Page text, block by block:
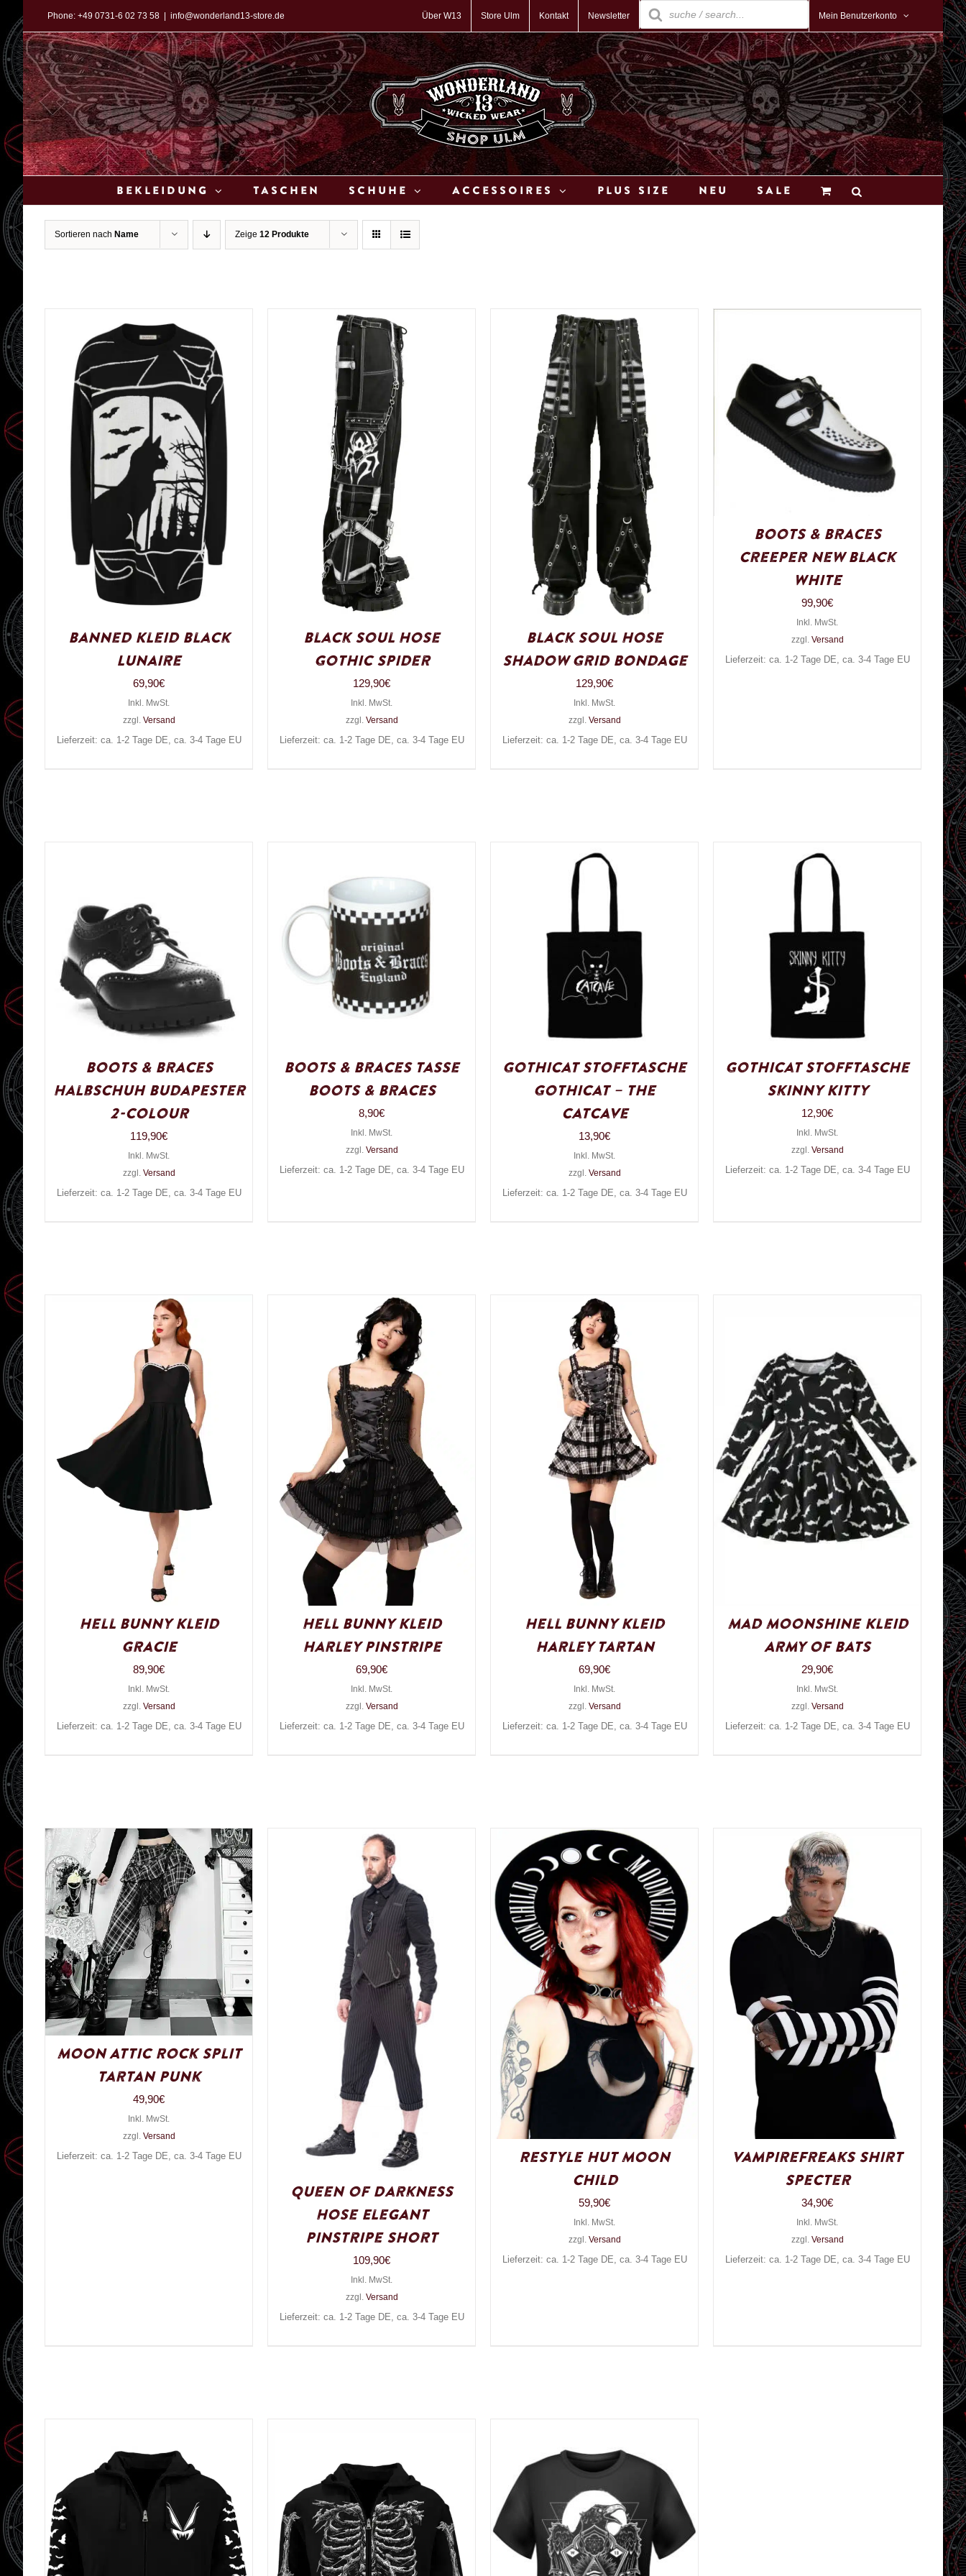
Inhalt
springen
Phone: +49 0731-6 02 73 58 info@wonderland13-store.de Über W13 Store Ulm Kontakt Newsletter
Products
search
Mein Benutzerkonto
Bekleidung Taschen Schuhe Accessoires Plus Size Neu Sale
Sortieren nach Name Zeige 12 Produkte
Banned Kleid Black
Lunaire
69,90€
Inkl. MwSt.
zzgl. Versand
Lieferzeit: ca. 1-2 Tage DE, ca. 3-4 Tage EU
Black Soul Hose
Gothic Spider
129,90€
Inkl. MwSt.
zzgl. Versand
Lieferzeit: ca. 1-2 Tage DE, ca. 3-4 Tage EU
Black Soul Hose
Shadow Grid Bondage
129,90€
Inkl. MwSt.
zzgl. Versand
Lieferzeit: ca. 1-2 Tage DE, ca. 3-4 Tage EU
Boots & Braces
Creeper New Black
White
99,90€
Inkl. MwSt.
zzgl. Versand
Lieferzeit: ca. 1-2 Tage DE, ca. 3-4 Tage EU
Boots & Braces
Halbschuh Budapester
2-Colour
119,90€
Inkl. MwSt.
zzgl. Versand
Lieferzeit: ca. 1-2 Tage DE, ca. 3-4 Tage EU
Boots & Braces Tasse
Boots & Braces
8,90€
Inkl. MwSt.
zzgl. Versand
Lieferzeit: ca. 1-2 Tage DE, ca. 3-4 Tage EU
Gothicat Stofftasche
Gothicat – The
Catcave
13,90€
Inkl. MwSt.
zzgl. Versand
Lieferzeit: ca. 1-2 Tage DE, ca. 3-4 Tage EU
Gothicat Stofftasche
Skinny Kitty
12,90€
Inkl. MwSt.
zzgl. Versand
Lieferzeit: ca. 1-2 Tage DE, ca. 3-4 Tage EU
Hell Bunny Kleid
Gracie
89,90€
Inkl. MwSt.
zzgl. Versand
Lieferzeit: ca. 1-2 Tage DE, ca. 3-4 Tage EU
Hell Bunny Kleid
Harley Pinstripe
69,90€
Inkl. MwSt.
zzgl. Versand
Lieferzeit: ca. 1-2 Tage DE, ca. 3-4 Tage EU
Hell Bunny Kleid
Harley Tartan
69,90€
Inkl. MwSt.
zzgl. Versand
Lieferzeit: ca. 1-2 Tage DE, ca. 3-4 Tage EU
Mad Moonshine Kleid
Army of Bats
29,90€
Inkl. MwSt.
zzgl. Versand
Lieferzeit: ca. 1-2 Tage DE, ca. 3-4 Tage EU
Moon Attic Rock Split
Tartan Punk
49,90€
Inkl. MwSt.
zzgl. Versand
Lieferzeit: ca. 1-2 Tage DE, ca. 3-4 Tage EU
Queen of Darkness
Hose Elegant
Pinstripe Short
109,90€
Inkl. MwSt.
zzgl. Versand
Lieferzeit: ca. 1-2 Tage DE, ca. 3-4 Tage EU
Restyle Hut Moon
Child
59,90€
Inkl. MwSt.
zzgl. Versand
Lieferzeit: ca. 1-2 Tage DE, ca. 3-4 Tage EU
VampireFreaks Shirt
Specter
34,90€
Inkl. MwSt.
zzgl. Versand
Lieferzeit: ca. 1-2 Tage DE, ca. 3-4 Tage EU